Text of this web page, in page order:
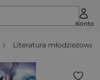
Konto
Literatura młodzieżowa